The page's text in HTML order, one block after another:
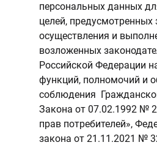
персональных данных
целей, предусмотренных
осуществления и
возложенных
Российской Федерации
функций, полномочий и
соблюдения
Закона от 07.02.1992 №
прав потребителей»,
закона от 21.11.2021 №